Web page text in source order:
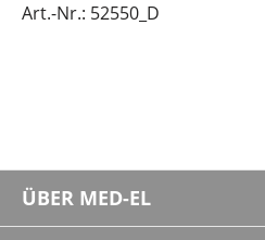
Art.-Nr.: 52550_D
ÜBER MED-EL